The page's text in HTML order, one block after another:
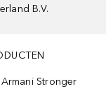
B.V.
Stronger